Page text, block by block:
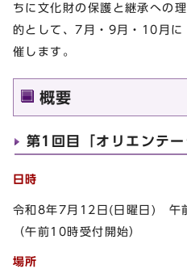
ちに文化財の保護と継承への
的として、7月・9月・10月に
催します。
概要
第1回目「オリエンテー
日時
令和8年7月12日(日曜日) 午
（午前10時受付開始）
場所